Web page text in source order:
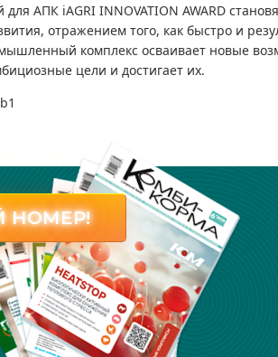
АПК iAGRI INNOVATION AWARD
отражением того, как быстро и
комплекс осваивает новые
цели и достигает их.
НОМЕР!